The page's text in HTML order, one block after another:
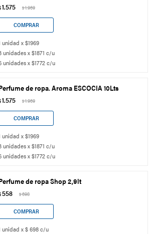
1.575 $1.969
unidad x $1969
unidades x $1871 c/u
unidades x $1772 c/u
de ropa. Aroma ESCOCIA 10Lts
1.575 $1.969
unidad x $1969
unidades x $1871 c/u
unidades x $1772 c/u
de ropa Shop 2,9lt
558 $698
unidad x $ 698 c/u